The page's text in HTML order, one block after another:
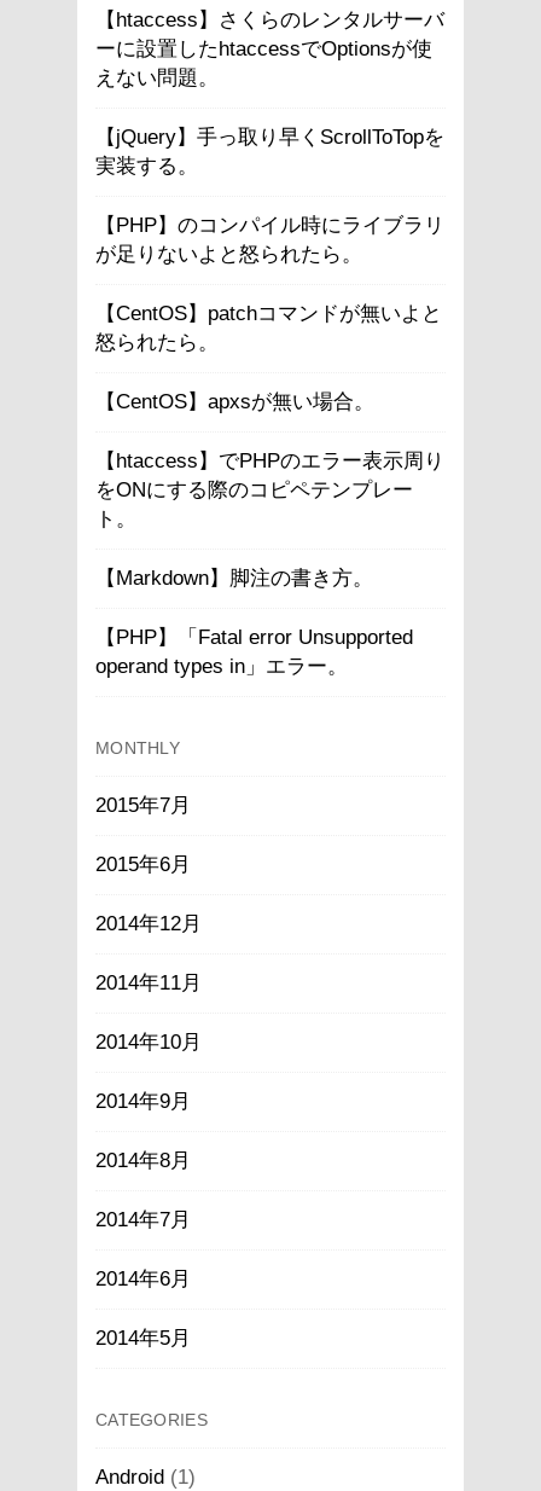
【htaccess】さくらのレンタルサーバ
ーに設置したhtaccessでOptionsが使
えない問題。
【jQuery】手っ取り早くScrollToTopを
実装する。
【PHP】のコンパイル時にライブラリ
が足りないよと怒られたら。
【CentOS】patchコマンドが無いよと
怒られたら。
【CentOS】apxsが無い場合。
【htaccess】でPHPのエラー表示周り
をONにする際のコピペテンプレー
ト。
【Markdown】脚注の書き方。
【PHP】「Fatal error Unsupported
operand types in」エラー。
MONTHLY
2015年7月
2015年6月
2014年12月
2014年11月
2014年10月
2014年9月
2014年8月
2014年7月
2014年6月
2014年5月
CATEGORIES
Android (1)